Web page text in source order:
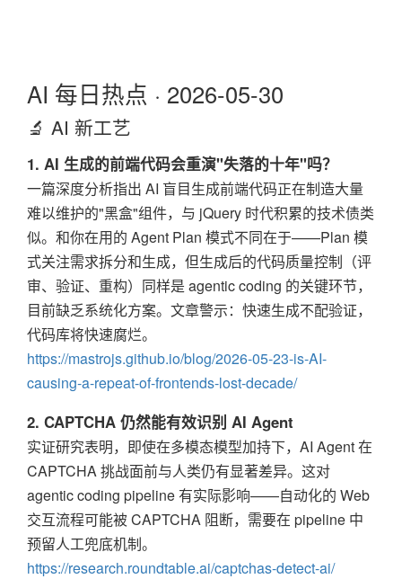
AI 每日热点 · 2026-05-30
🔬 AI 新工艺
1. AI 生成的前端代码会重演"失落的十年"吗？
一篇深度分析指出 AI 盲目生成前端代码正在制造大量
难以维护的"黑盒"组件，与 jQuery 时代积累的技术债类
似。和你在用的 Agent Plan 模式不同在于——Plan 模
式关注需求拆分和生成，但生成后的代码质量控制（评
审、验证、重构）同样是 agentic coding 的关键环节，
目前缺乏系统化方案。文章警示：快速生成不配验证，
代码库将快速腐烂。
https://mastrojs.github.io/blog/2026-05-23-is-AI-
causing-a-repeat-of-frontends-lost-decade/
2. CAPTCHA 仍然能有效识别 AI Agent
实证研究表明，即使在多模态模型加持下，AI Agent 在
CAPTCHA 挑战面前与人类仍有显著差异。这对
agentic coding pipeline 有实际影响——自动化的 Web
交互流程可能被 CAPTCHA 阻断，需要在 pipeline 中
预留人工兜底机制。
https://research.roundtable.ai/captchas-detect-ai/